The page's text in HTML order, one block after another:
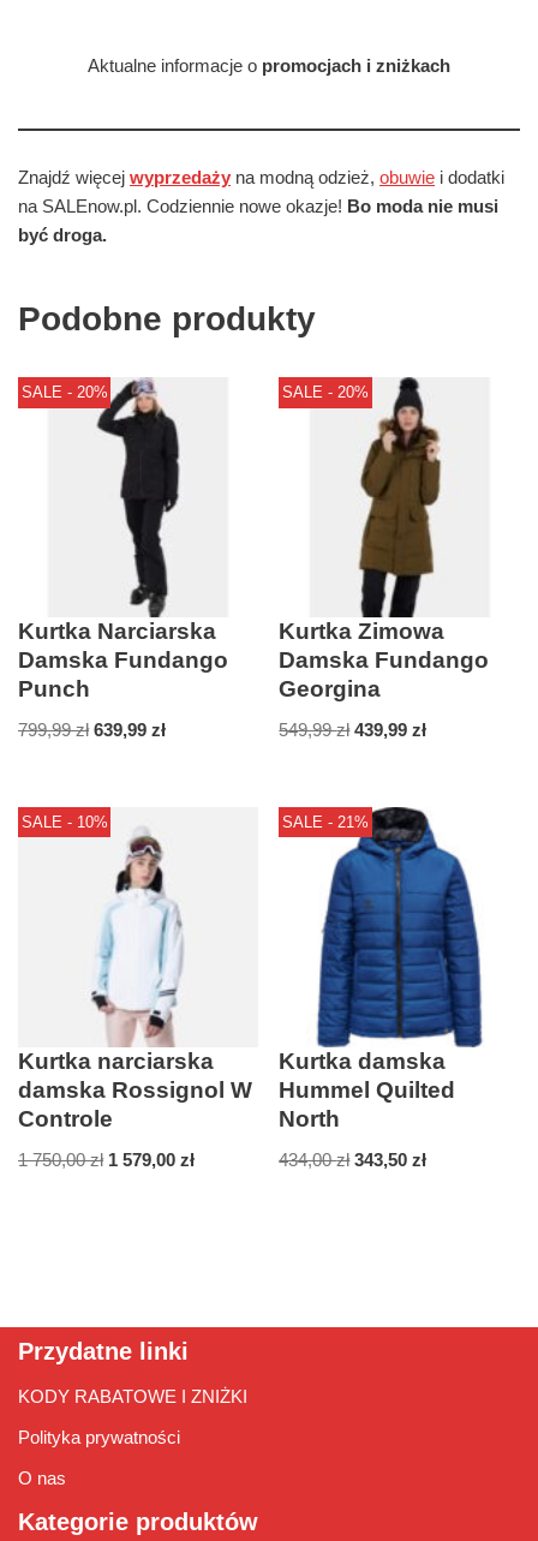
Aktualne informacje o promocjach i zniżkach
Znajdź więcej wyprzedaży na modną odzież, obuwie i dodatki
na SALEnow.pl. Codziennie nowe okazje! Bo moda nie musi
być droga.
Podobne produkty
SALE - 20%
Kurtka Narciarska
Damska Fundango
Punch
799,99zł 639,99 zł
SALE - 20%
Kurtka Zimowa
Damska Fundango
Georgina
549,99zł 439,99zł
SALE - 10%
Kurtka narciarska
damska Rossignol W
Controle
1 750,00zł 1 579,00 zł
SALE - 21%
Kurtka damska
Hummel Quilted
North
434,00zł 343,50zł
Przydatne linki
KODY RABATOWE I ZNIŻKI
Polityka prywatności
O nas
Kategorie produktów